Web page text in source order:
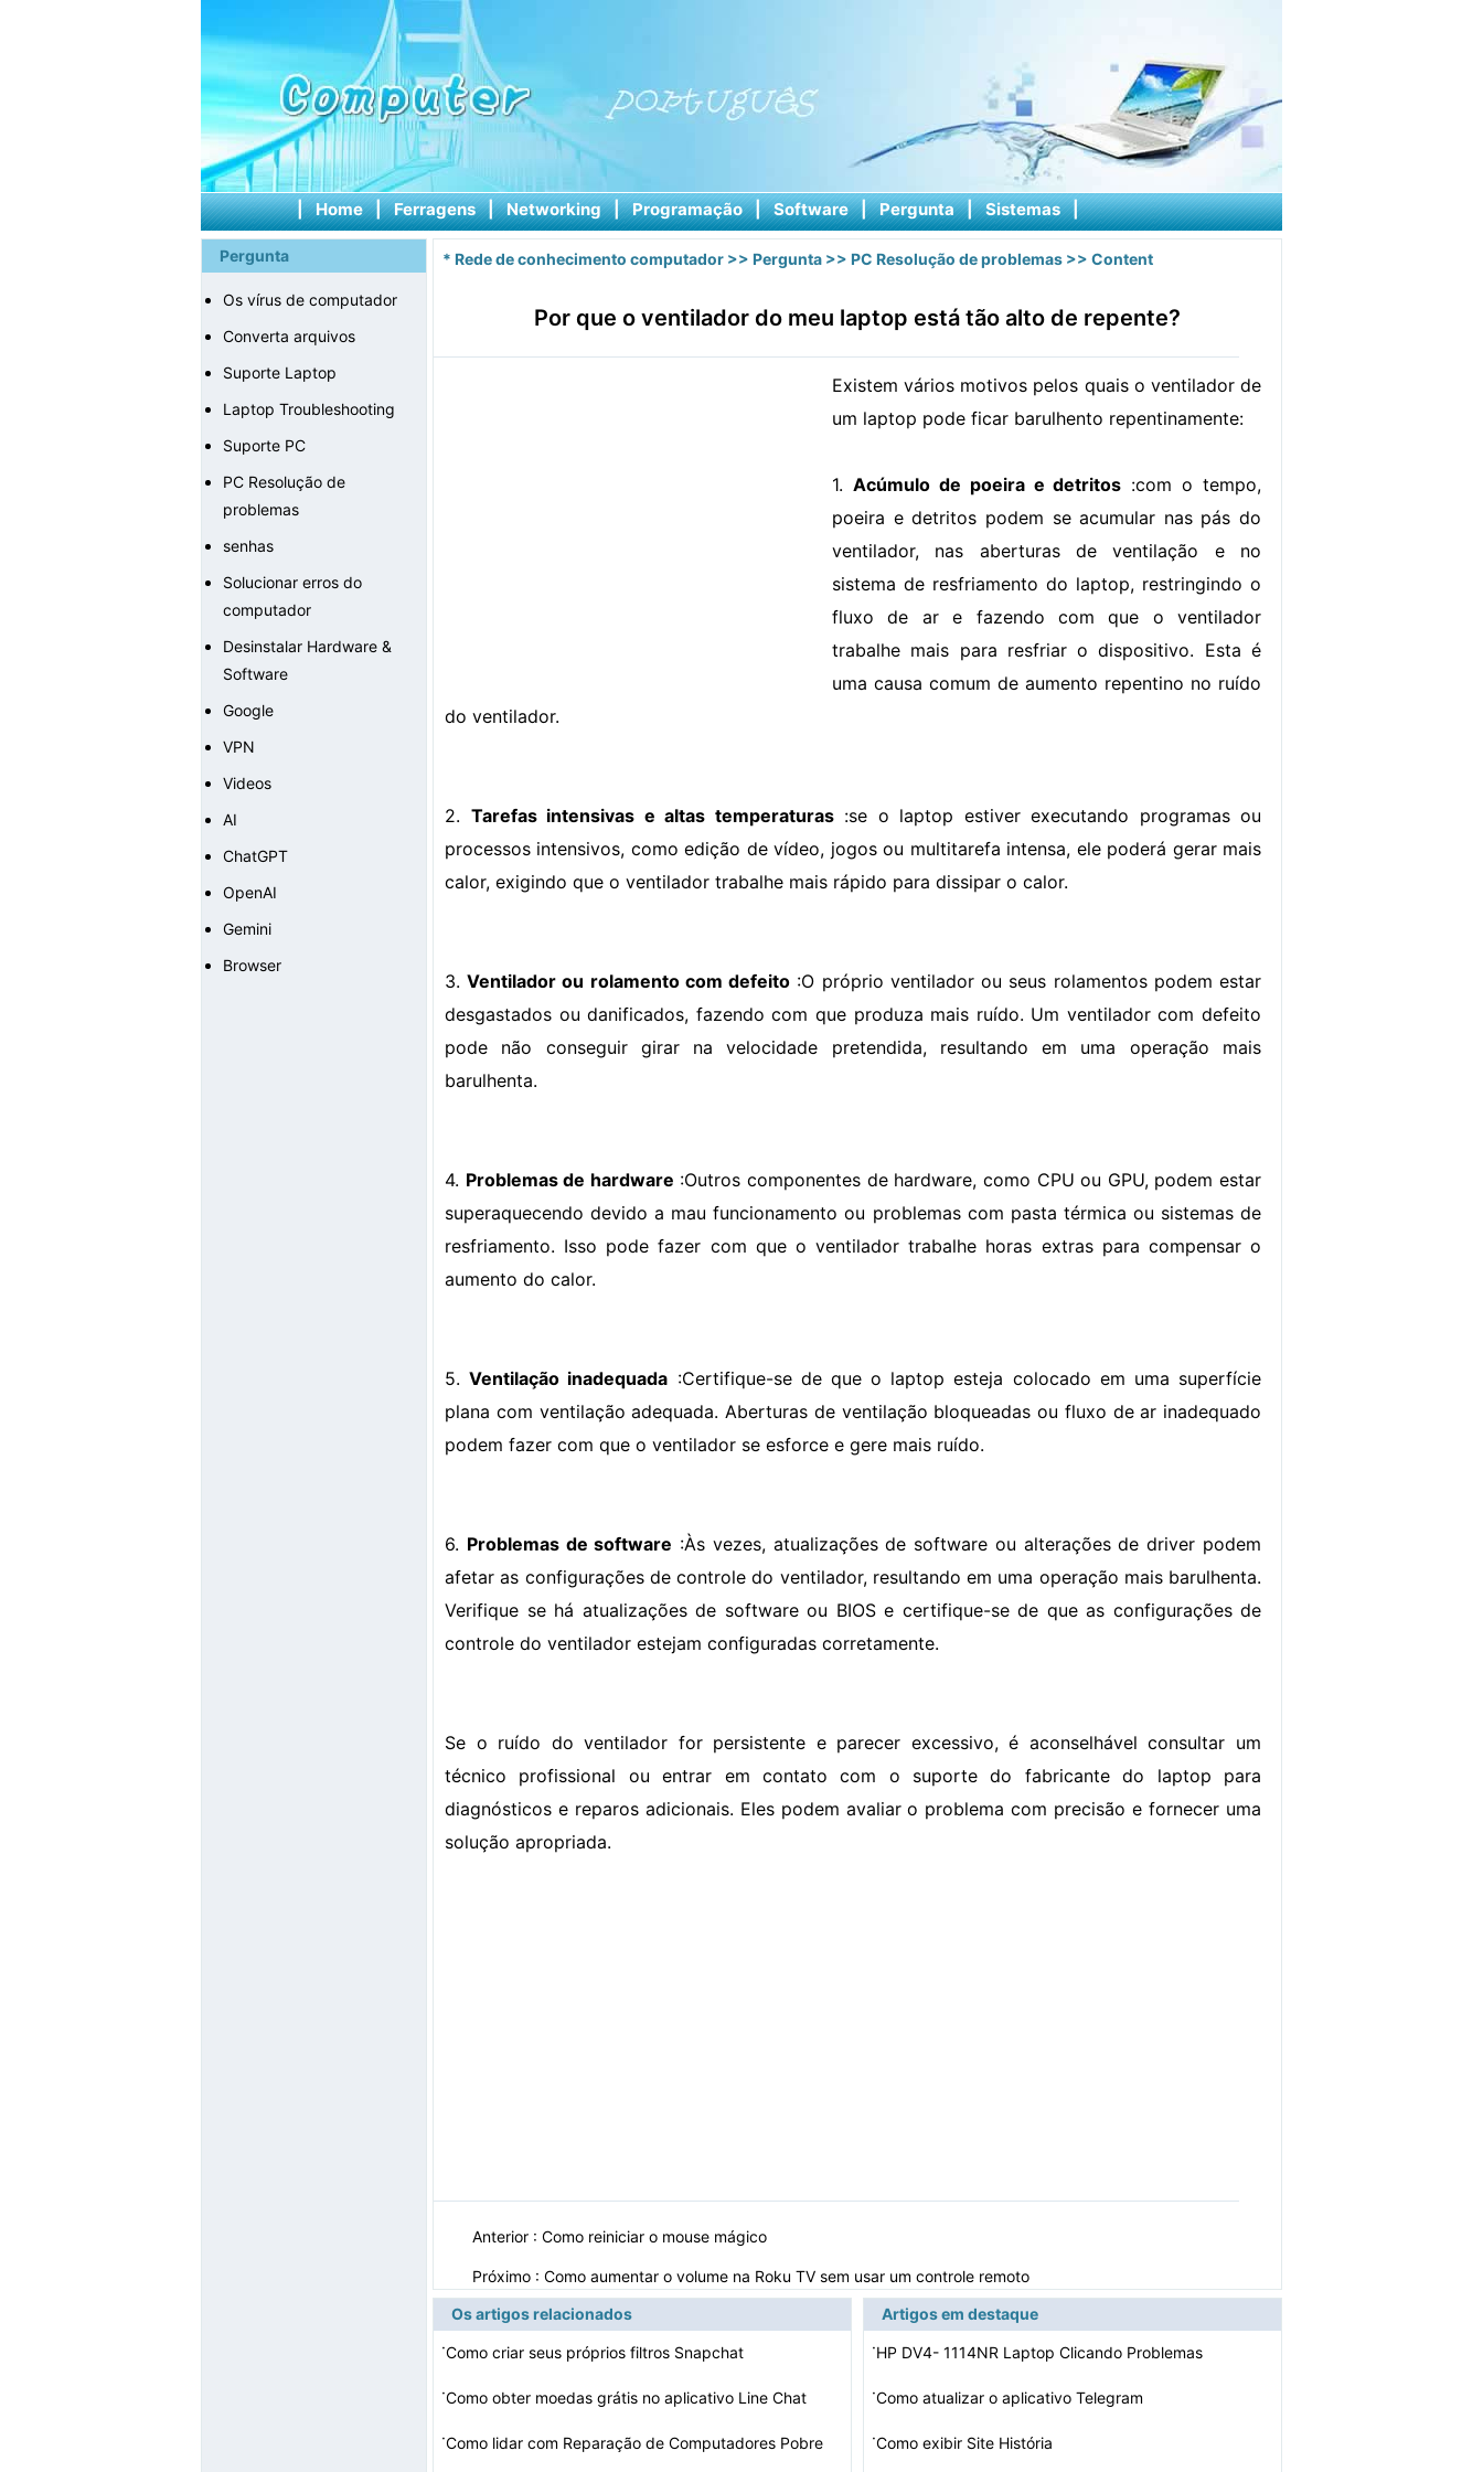
| Home | Ferragens | Networking | Programação | Software | Pergunta | Sistemas |
Pergunta
Os vírus de computador
Converta arquivos
Suporte Laptop
Laptop Troubleshooting
Suporte PC
PC Resolução de
problemas
senhas
Solucionar erros do
computador
Desinstalar Hardware &
Software
Google
VPN
Videos
AI
ChatGPT
OpenAI
Gemini
Browser
* Rede de conhecimento computador >> Pergunta >> PC Resolução de problemas >> Content
Por que o ventilador do meu laptop está tão alto de repente?
Existem vários motivos pelos quais o ventilador de
um laptop pode ficar barulhento repentinamente:
1. Acúmulo de poeira e detritos :com o tempo,
poeira e detritos podem se acumular nas pás do
ventilador, nas aberturas de ventilação e no
sistema de resfriamento do laptop, restringindo o
fluxo de ar e fazendo com que o ventilador
trabalhe mais para resfriar o dispositivo. Esta é
uma causa comum de aumento repentino no ruído
do ventilador.
2. Tarefas intensivas e altas temperaturas:se o laptop estiver executando programas ou
processos intensivos, como edição de vídeo, jogos ou multitarefa intensa, ele poderá gerar mais
calor, exigindo que o ventilador trabalhe mais rápido para dissipar o calor.
3.Ventilador ou rolamento com defeito :O próprio ventilador ou seus rolamentos podem estar
desgastados ou danificados, fazendo com que produza mais ruído. Um ventilador com defeito
pode não conseguir girar na velocidade pretendida, resultando em uma operação mais
barulhenta.
4. Problemas de hardware :Outros componentes de hardware, como CPU ou GPU, podem estar
superaquecendo devido a mau funcionamento ou problemas com pasta térmica ou sistemas de
resfriamento. Isso pode fazer com que o ventilador trabalhe horas extras para compensar o
aumento do calor.
5.Ventilação inadequada :Certifique-se de que o laptop esteja colocado em uma superfície
plana com ventilação adequada. Aberturas de ventilação bloqueadas ou fluxo de ar inadequado
podem fazer com que o ventilador se esforce e gere mais ruído.
6. Problemas de software :Às vezes, atualizações de software ou alterações de driver podem
afetar as configurações de controle do ventilador, resultando em uma operação mais barulhenta.
Verifique se há atualizações de software ou BIOS e certifique-se de que as configurações de
controle do ventilador estejam configuradas corretamente.
Se o ruído do ventilador for persistente e parecer excessivo, é aconselhável consultar um
técnico profissional ou entrar em contato com o suporte do fabricante do laptop para
diagnósticos e reparos adicionais. Eles podem avaliar o problema com precisão e fornecer uma
solução apropriada.
Anterior : Como reiniciar o mouse mágico
Próximo : Como aumentar o volume na Roku TV sem usar um controle remoto
Os artigos relacionados
·Como criar seus próprios filtros Snapchat
·Como obter moedas grátis no aplicativo Line Chat
·Como lidar com Reparação de Computadores Pobre
Artigos em destaque
·HP DV4- 1114NR Laptop Clicando Problemas
·Como atualizar o aplicativo Telegram
·Como exibir Site História